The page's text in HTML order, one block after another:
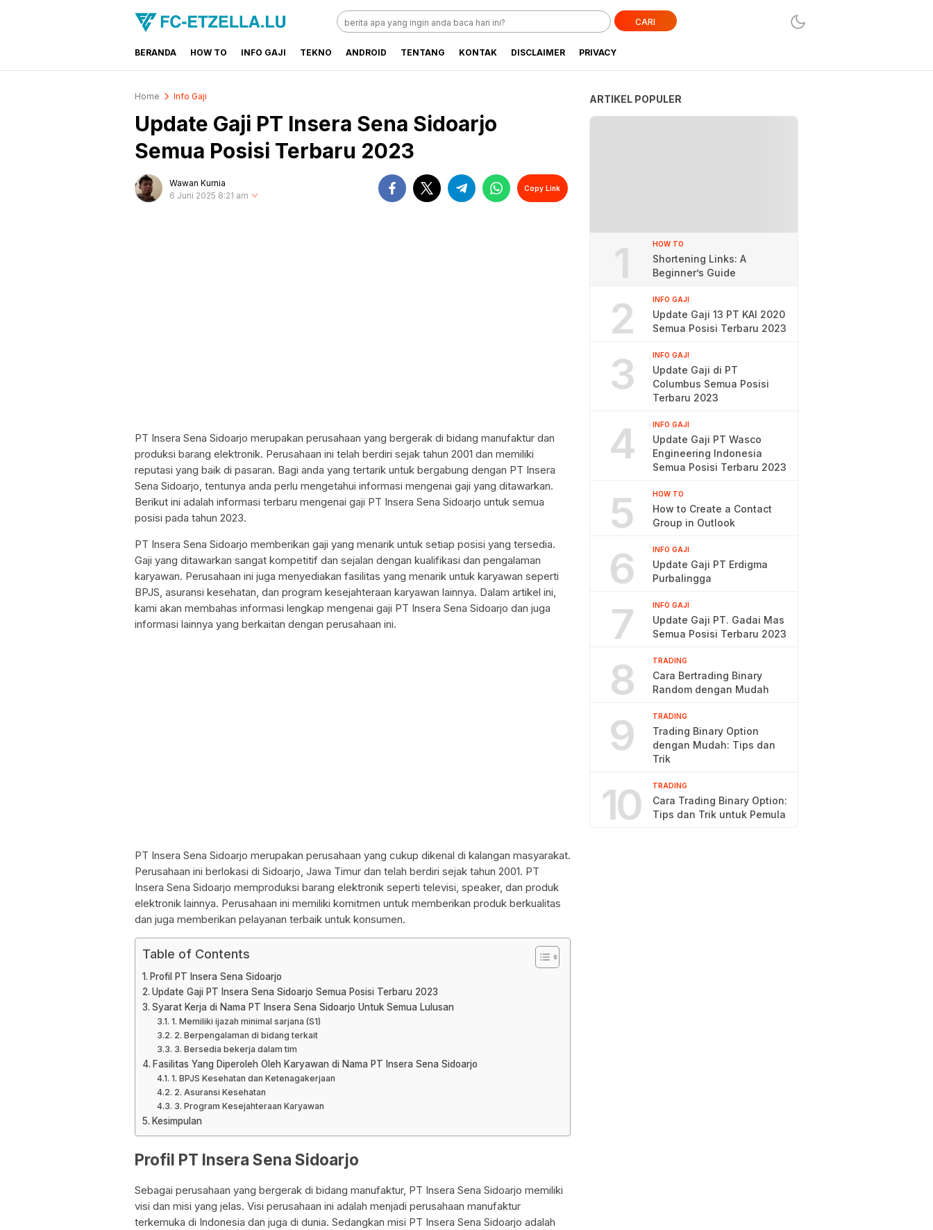
FC-ETZELLA.LU
Share & Learn The World
CARI
BERANDA HOW TO INFO GAJI TEKNO ANDROID TENTANG KONTAK DISCLAIMER PRIVACY
Home Info Gaji
Update Gaji PT Insera Sena Sidoarjo
Semua Posisi Terbaru 2023
Wawan Kurnia
6 Juni 2025 8:21 am
Copy Link
PT Insera Sena Sidoarjo merupakan perusahaan yang bergerak di bidang manufaktur dan
produksi barang elektronik. Perusahaan ini telah berdiri sejak tahun 2001 dan memiliki
reputasi yang baik di pasaran. Bagi anda yang tertarik untuk bergabung dengan PT Insera
Sena Sidoarjo, tentunya anda perlu mengetahui informasi mengenai gaji yang ditawarkan.
Berikut ini adalah informasi terbaru mengenai gaji PT Insera Sena Sidoarjo untuk semua
posisi pada tahun 2023.
PT Insera Sena Sidoarjo memberikan gaji yang menarik untuk setiap posisi yang tersedia.
Gaji yang ditawarkan sangat kompetitif dan sejalan dengan kualifikasi dan pengalaman
karyawan. Perusahaan ini juga menyediakan fasilitas yang menarik untuk karyawan seperti
BPJS, asuransi kesehatan, dan program kesejahteraan karyawan lainnya. Dalam artikel ini,
kami akan membahas informasi lengkap mengenai gaji PT Insera Sena Sidoarjo dan juga
informasi lainnya yang berkaitan dengan perusahaan ini.
PT Insera Sena Sidoarjo merupakan perusahaan yang cukup dikenal di kalangan masyarakat.
Perusahaan ini berlokasi di Sidoarjo, Jawa Timur dan telah berdiri sejak tahun 2001. PT
Insera Sena Sidoarjo memproduksi barang elektronik seperti televisi, speaker, dan produk
elektronik lainnya. Perusahaan ini memiliki komitmen untuk memberikan produk berkualitas
dan juga memberikan pelayanan terbaik untuk konsumen.
Table of Contents
Profil PT Insera Sena Sidoarjo
Update Gaji PT Insera Sena Sidoarjo Semua Posisi Terbaru 2023
Syarat Kerja di Nama PT Insera Sena Sidoarjo Untuk Semua Lulusan
1. Memiliki ijazah minimal sarjana (S1)
2. Berpengalaman di bidang terkait
3. Bersedia bekerja dalam tim
Fasilitas Yang Diperoleh Oleh Karyawan di Nama PT Insera Sena Sidoarjo
1. BPJS Kesehatan dan Ketenagakerjaan
2. Asuransi Kesehatan
3. Program Kesejahteraan Karyawan
Kesimpulan
Profil PT Insera Sena Sidoarjo
Sebagai perusahaan yang bergerak di bidang manufaktur, PT Insera Sena Sidoarjo memiliki
visi dan misi yang jelas. Visi perusahaan ini adalah menjadi perusahaan manufaktur
terkemuka di Indonesia dan juga di dunia. Sedangkan misi PT Insera Sena Sidoarjo adalah
ARTIKEL POPULER
1 HOW TO
Shortening Links: A
Beginner’s Guide
2 INFO GAJI
Update Gaji 13 PT KAI 2020
Semua Posisi Terbaru 2023
3 INFO GAJI
Update Gaji di PT
Columbus Semua Posisi
Terbaru 2023
4 INFO GAJI
Update Gaji PT Wasco
Engineering Indonesia
Semua Posisi Terbaru 2023
5 HOW TO
How to Create a Contact
Group in Outlook
6 INFO GAJI
Update Gaji PT Erdigma
Purbalingga
7 INFO GAJI
Update Gaji PT. Gadai Mas
Semua Posisi Terbaru 2023
8 TRADING
Cara Bertrading Binary
Random dengan Mudah
9 TRADING
Trading Binary Option
dengan Mudah: Tips dan
Trik
10 TRADING
Cara Trading Binary Option:
Tips dan Trik untuk Pemula